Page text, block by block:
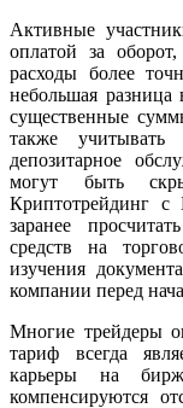
Активные
оплатой за
расходы более
небольшая разница
существенные
также учитывать
депозитарное
могут быть
Криптотрейдинг с
заранее
средств на
изучения
компании перед
Многие трейдеры
тариф всегда
карьеры на
компенсируются